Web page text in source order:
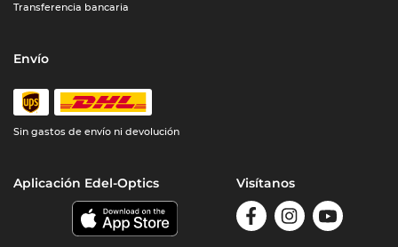
Transferencia bancaria
Envío
Sin gastos de envío ni devolución
Aplicación Edel-Optics Visítanos